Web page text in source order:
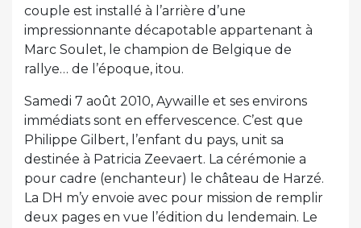
couple est installé à l’arrière d’une
impressionnante décapotable appartenant à
Marc Soulet, le champion de Belgique de
rallye… de l’époque, itou.
Samedi 7 août 2010, Aywaille et ses environs
immédiats sont en effervescence. C’est que
Philippe Gilbert, l’enfant du pays, unit sa
destinée à Patricia Zeevaert. La cérémonie a
pour cadre (enchanteur) le château de Harzé.
La DH m’y envoie avec pour mission de remplir
deux pages en vue l’édition du lendemain. Le